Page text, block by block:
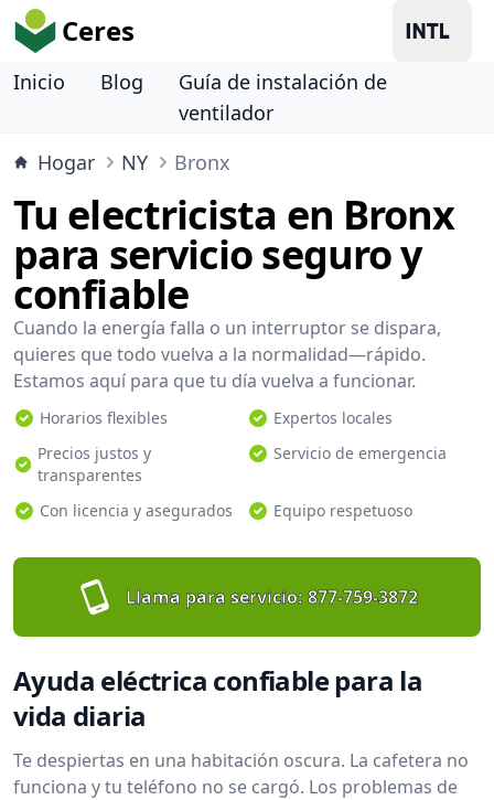
Ceres
Inicio Blog
Guía de instalación de
ventilador
Hogar
NY Bronx
Tu electricista en Bronx
para servicio seguro y
confiable
Cuando la energía falla o un interruptor se dispara,
quieres que todo vuelva a la normalidad—rápido.
Estamos aquí para que tu día vuelva a funcionar.
Horarios flexibles
Expertos locales
Precios justos y
transparentes
Servicio de emergencia
Con licencia y asegurados Equipo respetuoso
Llama para servicio: 877-759-3872
Ayuda eléctrica confiable para la
vida diaria
Te despiertas en una habitación oscura. La cafetera no
funciona y tu teléfono no se cargó. Los problemas de